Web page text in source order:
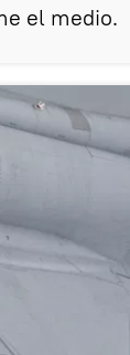
el medio.